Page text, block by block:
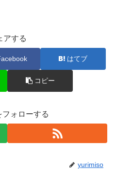
アする
はてブ
コピー
ォローする
yurimiso